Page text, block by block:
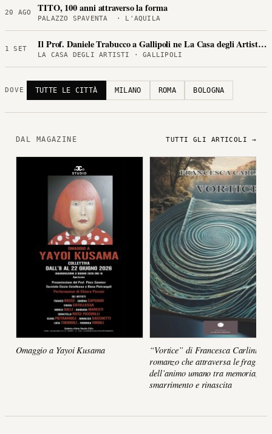
20 AGO TITO, 100 anni attraverso la forma
PALAZZO SPAVENTA · L'AQUILA
1 SET Il Prof. Daniele Trabucco a Gallipoli ne La Casa degli Artisti
LA CASA DEGLI ARTISTI · GALLIPOLI
DOVE TUTTE LE CITTÀ MILANO ROMA BOLOGNA
DAL MAGAZINE TUTTI GLI ARTICOLI →
Omaggio a Yayoi Kusama
“Vortice” di Francesca Carlini, un
romanzo che attraversa le fragilità
dell’animo umano tra memoria,
smarrimento e rinascita